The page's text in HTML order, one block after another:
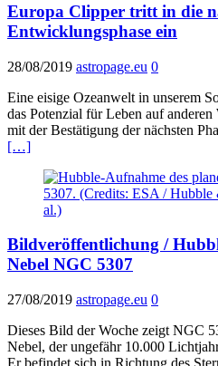
Europa Clipper tritt in die
Entwicklungsphase ein
28/08/2019 astropage.eu 0
Eine eisige Ozeanwelt in unserem
das Potenzial für Leben auf
mit der Bestätigung der nächsten
[…]
Bildveröffentlichung /
Nebel NGC 5307
27/08/2019 astropage.eu 0
Dieses Bild der Woche zeigt NGC
Nebel, der ungefähr 10.000